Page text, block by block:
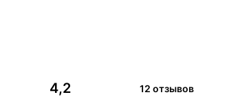
4,2 12 отзывов